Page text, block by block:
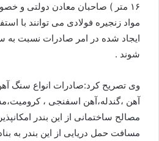
۱۶ متر ) صاحبان معادن دولتی و
مواد زنجیره فولادی می توانند با
ایجاد شده در امر صادرات نسبت به
شوند .
وی تصریح کرد:صادرات انواع سنگ
آهن ،گندله،آهن اسفنجی ،
مصالح ساختمانی از این بندر